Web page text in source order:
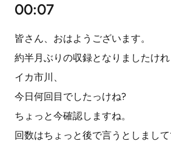
00:07
皆さん、おはようございます。
約半月ぶりの収録となりましたけれ
イカ市川、
今日何回目でしたっけね?
ちょっと今確認しますね。
回数はちょっと後で言うとしまして